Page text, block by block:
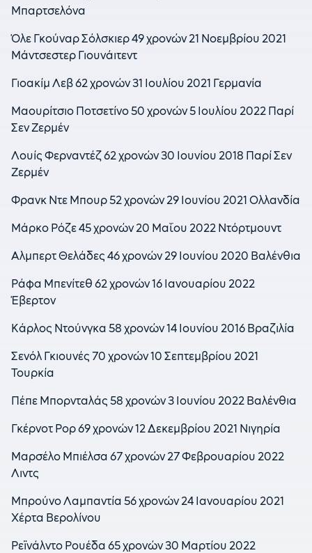
Μπαρτσελόνα
Όλε Γκούναρ Σόλσκιερ 49 χρονών 21 Νοεμβρίου 2021
Μάντσεστερ Γιουνάιτεντ
Γιοακίμ Λεβ 62 χρονών 31 Ιουλίου 2021 Γερμανία
Μαουρίτσιο Ποτσετίνο 50 χρονών 5 Ιουλίου 2022 Παρί
Σεν Ζερμέν
Λουίς Φερναντέζ 62 χρονών 30 Ιουνίου 2018 Παρί Σεν
Ζερμέν
Φρανκ Ντε Μπουρ 52 χρονών 29 Ιουνίου 2021 Ολλανδία
Μάρκο Ρόζε 45 χρονών 20 Μαΐου 2022 Ντόρτμουντ
Αλμπερτ Θελάδες 46 χρονών 29 Ιουνίου 2020 Βαλένθια
Ράφα Μπενίτεθ 62 χρονών 16 Ιανουαρίου 2022
Έβερτον
Κάρλος Ντούνγκα 58 χρονών 14 Ιουνίου 2016 Βραζιλία
Σενόλ Γκιουνές 70 χρονών 10 Σεπτεμβρίου 2021
Τουρκία
Πέπε Μπορνταλάς 58 χρονών 3 Ιουνίου 2022 Βαλένθια
Γκέρνοτ Ρορ 69 χρονών 12 Δεκεμβρίου 2021 Νιγηρία
Μαρσέλο Μπιέλσα 67 χρονών 27 Φεβρουαρίου 2022
Λιντς
Μπρούνο Λαμπαντία 56 χρονών 24 Ιανουαρίου 2021
Χέρτα Βερολίνου
Ρεϊνάλντο Ρουέδα 65 χρονών 30 Μαρτίου 2022